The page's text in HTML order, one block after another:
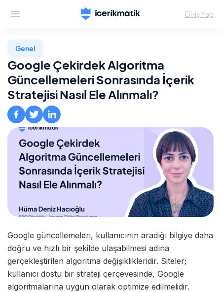
Giriş Yap
Genel
Google Çekirdek Algoritma
Güncellemeleri Sonrasında İçerik
Stratejisi Nasıl Ele Alınmalı?
Google güncellemeleri, kullanıcının aradığı bilgiye daha
doğru ve hızlı bir şekilde ulaşabilmesi adına
gerçekleştirilen algoritma değişiklikleridir. Siteler;
kullanıcı dostu bir strateji çerçevesinde, Google
algoritmalarına uygun olarak optimize edilmelidir.